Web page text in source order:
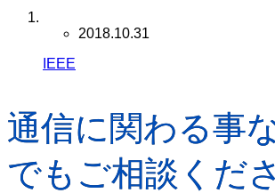
2018.10.31
IEEE
通信に関わる事
でもご相談くだ